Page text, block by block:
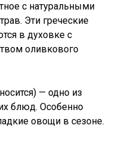
с натуральными
Эти греческие
в духовке с
оливкового
— одно из
блюд. Особенно
овощи в сезоне.